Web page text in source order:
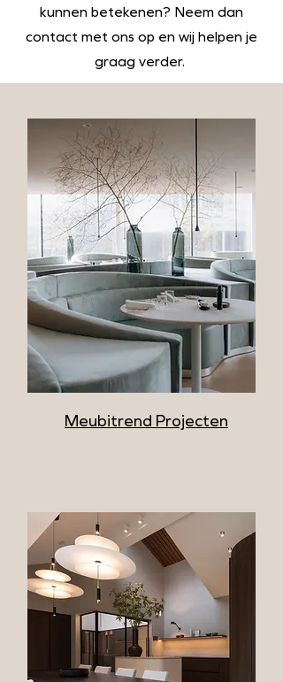
kunnen betekenen? Neem dan
contact met ons op en wij helpen je
graag verder.
Meubitrend Projecten